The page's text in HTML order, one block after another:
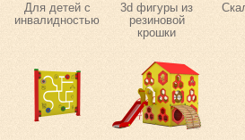
Для детей с
инвалидностью
3d фигуры из
резиновой
крошки